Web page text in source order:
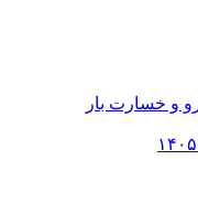
و خسارت بار